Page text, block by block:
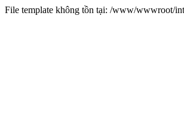
File template không tồn tại: /www/wwwroot/